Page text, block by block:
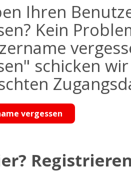
Ihren
Kein
schicken
vergessen